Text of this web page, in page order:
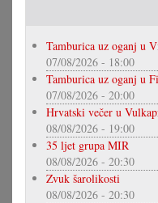
Tamburica uz oganj u
07/08/2026 - 18:00
Tamburica uz oganj u
07/08/2026 - 20:00
Hrvatski večer u
08/08/2026 - 19:00
35 ljet grupa MIR
08/08/2026 - 20:30
Zvuk šarolikosti
08/08/2026 - 20:30